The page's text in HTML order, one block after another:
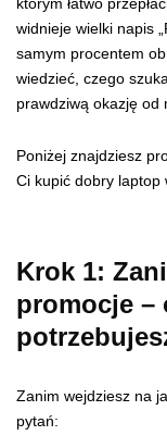
którym łatwo
widnieje wielki napis
samym procentem
wiedzieć, czego
prawdziwą okazję od
Poniżej znajdziesz
Ci kupić dobry laptop
Krok 1:
promocje –
Zanim wejdziesz na
pytań: